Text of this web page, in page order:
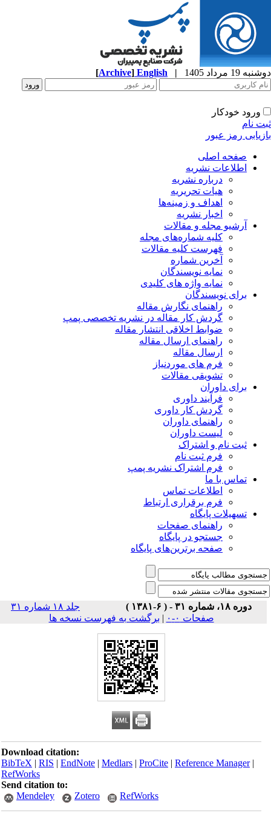
19 مرداد 1405 |
English
[Archive]
ورود خودکار
نام
رمز عبور
صفحه اصلی
اطلاعات نشریه
درباره نشریه
هیات تحریریه
اهداف و زمینه‌ها
اخبار نشریه
آرشیو مجله و مقالات
کلیه شماره‌های مجله
فهرست کلیه مقالات
آخرین شماره
نمایه نویسندگان
نمایه واژه های کلیدی
برای نویسندگان
راهنمای نگارش مقاله
گردش کار مقاله در نشریه تخصصی پمپ
ضوابط اخلاقی انتشار مقاله
راهنمای ارسال مقاله
ارسال مقاله
فرم های موردنیاز
تشویقی مقالات
برای داوران
فرآیند داوری
گردش کار داوری
راهنمای داوران
لیست داوران
ثبت نام و اشتراک
فرم ثبت نام
فرم اشتراک نشریه پمپ
تماس با ما
اطلاعات تماس
فرم برقراری ارتباط
تسهیلات پایگاه
راهنمای صفحات
جستجو در پایگاه
صفحه برترین‌های پایگاه
دوره ۱۸، شماره ۳۱ - ( ۶-۱۳۸۱ )
جلد ۱۸ شماره ۳۱
صفحات ۰-۰
| برگشت به فهرست نسخه ها
Download citation:
BibTeX|RIS|EndNote|Medlars|ProCite|Reference Manager
RefWorks
Send citation to:
Mendeley
Zotero RefWorks